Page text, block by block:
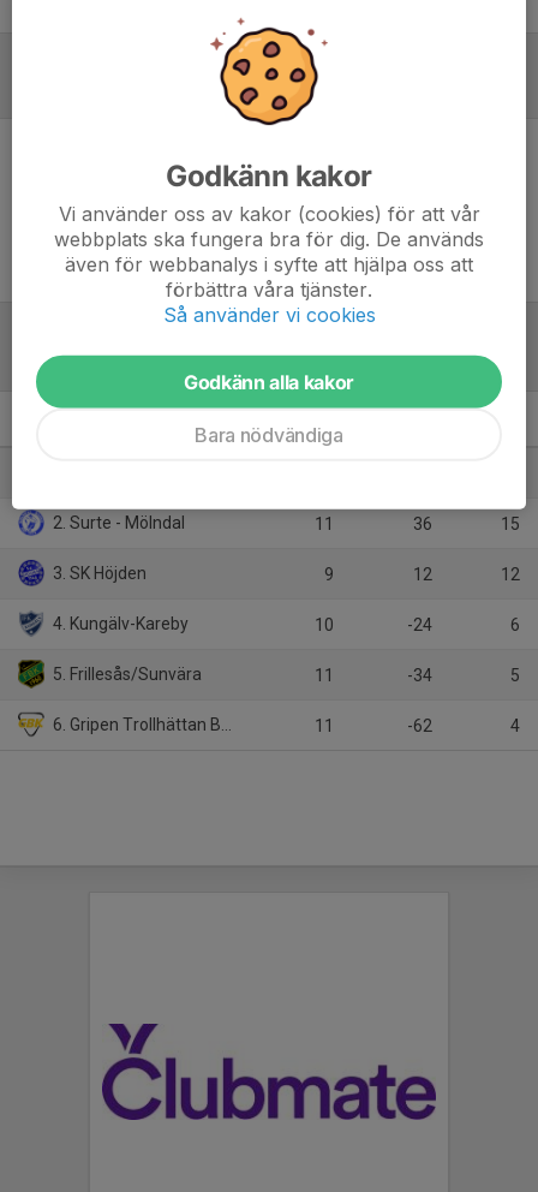
Inget referat skrivet
Tabell
M
2. Surte - Mölndal 11 36 15
3. SK Höjden 9 12 12
4. Kungälv-Kareby 10 -24 6
5. Frillesås/Sunvära 11 -34 5
6. Gripen Trollhättan BK U15 11 -62 4
Godkänn kakor
Vi använder oss av kakor (cookies) för att vår
webbplats ska fungera bra för dig. De används
även för webbanalys i syfte att hjälpa oss att
förbättra våra tjänster.
Så använder vi cookies
Godkänn alla kakor
Bara nödvändiga